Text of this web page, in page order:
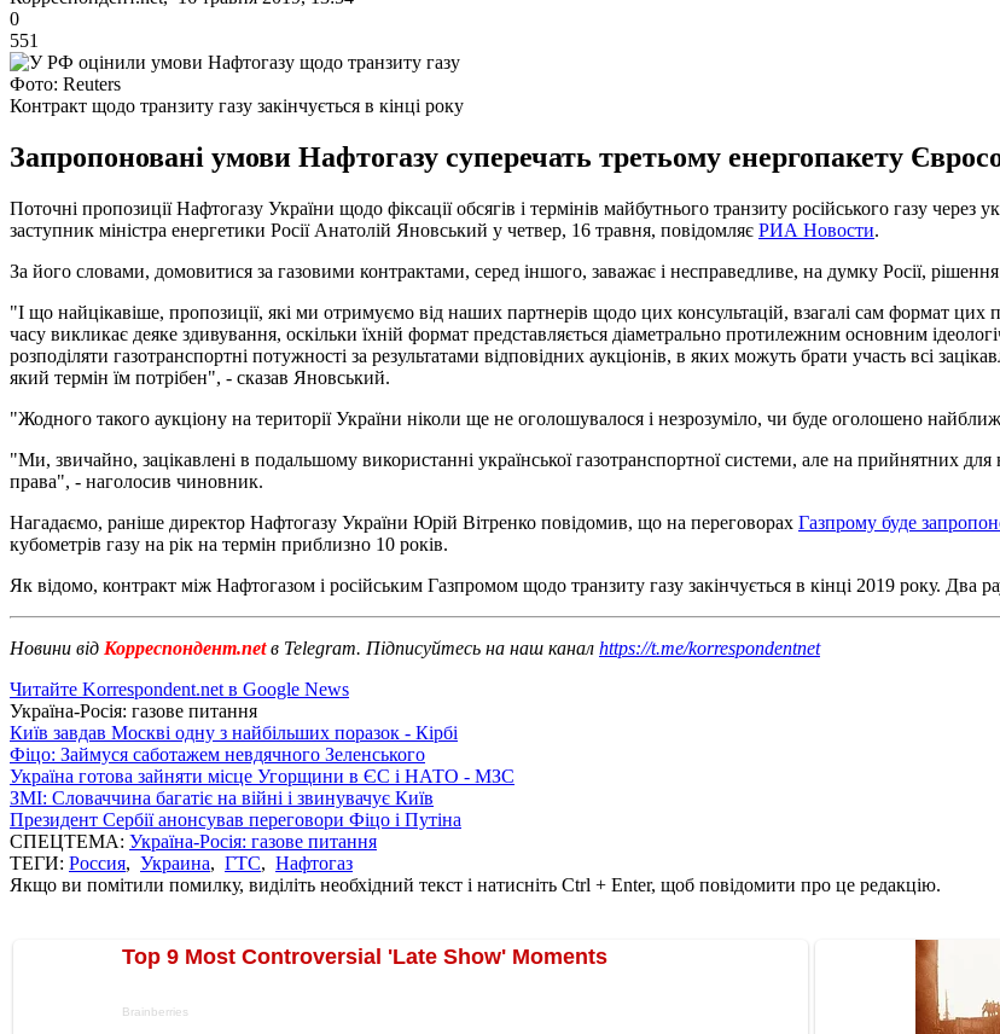
0
551
Фото: Reuters
Контракт щодо транзиту газу закінчується в кінці року
Запропоновані умови Нафтогазу суперечать третьому енергопакету
Поточні пропозиції Нафтогазу України щодо фіксації обсягів і термінів майбутнього транзиту російського газу
заступник міністра енергетики Росії Анатолій Яновський у четвер, 16 травня, повідомляє РИА Новости.
За його словами, домовитися за газовими контрактами, серед іншого, заважає і несправедливе, на думку Росії,
"І що найцікавіше, пропозиції, які ми отримуємо від наших партнерів щодо цих консультацій, взагалі сам формат
часу викликає деяке здивування, оскільки їхній формат представляється діаметрально протилежним основним
розподіляти газотранспортні потужності за результатами відповідних аукціонів, в яких можуть брати участь всі
який термін їм потрібен", - сказав Яновський.
"Жодного такого аукціону на території України ніколи ще не оголошувалося і незрозуміло, чи буде оголошено
"Ми, звичайно, зацікавлені в подальшому використанні української газотранспортної системи, але на прийнятних
права", - наголосив чиновник.
Нагадаємо, раніше директор Нафтогазу України Юрій Вітренко повідомив, що на переговорах Газпрому буде
кубометрів газу на рік на термін приблизно 10 років.
Як відомо, контракт між Нафтогазом і російським Газпромом щодо транзиту газу закінчується в кінці 2019 року. Два
Новини від Корреспондент.netв Telegram. Підписуйтесь на наш канал https://t.me/korrespondentnet
Читайте Korrespondent.net в Google News
Україна-Росія: газове питання
Київ завдав Москві одну з найбільших поразок - Кірбі
Фіцо: Займуся саботажем невдячного Зеленського
Україна готова зайняти місце Угорщини в ЄС і НАТО - МЗС
ЗМІ: Словаччина багатіє на війні і звинувачує Київ
Президент Сербії анонсував переговори Фіцо і Путіна
СПЕЦТЕМА: Україна-Росія: газове питання
ТЕГИ: Россия, Украина, ГТС, Нафтогаз
Якщо ви помітили помилку, виділіть необхідний текст і натисніть Ctrl + Enter, щоб повідомити про це редакцію.